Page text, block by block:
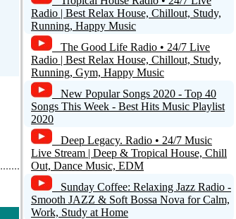
Radio | Best Relax House, Chillout, Study,
Running, Happy Music
The Good Life Radio • 24/7 Live
Radio | Best Relax House, Chillout, Study,
Running, Gym, Happy Music
New Popular Songs 2020 - Top 40
Songs This Week - Best Hits Music Playlist
2020
Deep Legacy. Radio • 24/7 Music
Live Stream | Deep & Tropical House, Chill
Out, Dance Music, EDM
Sunday Coffee: Relaxing Jazz Radio -
Smooth JAZZ & Soft Bossa Nova for Calm,
Work, Study at Home